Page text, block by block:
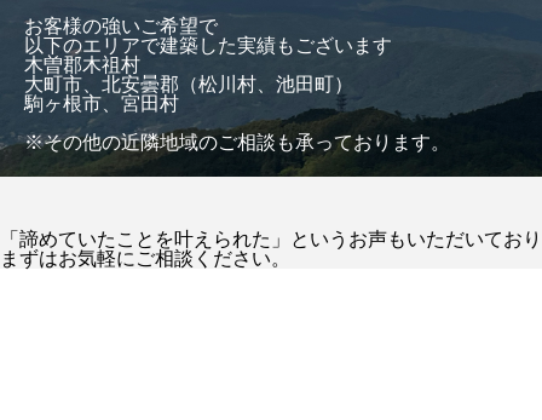
お客様の強いご希望で
以下のエリアで建築した実績もございます
木曽郡木祖村
大町市、北安曇郡（松川村、池田町）
駒ヶ根市、宮田村
※その他の近隣地域のご相談も承っております。
「諦めていたことを叶えられた」というお声もいただいてお
まずはお気軽にご相談ください。